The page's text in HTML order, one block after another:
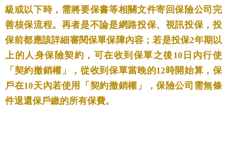
級或以下時，需將要保書等相關文件寄回保險公司完
善核保流程。再者是不論是網路投保、視訊投保，投
保前都應該詳細審閱保單保障內容；若是投保2年期以
上的人身保險契約，可在收到保單之後10日內行使
「契約撤銷權」，從收到保單當晚的12時開始算，保
戶在10天內若使用「契約撤銷權」，保險公司需無條
件退還保戶繳的所有保費。